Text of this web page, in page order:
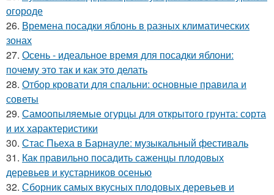
огороде
26. Времена посадки яблонь в разных климатических
зонах
27. Осень - идеальное время для посадки яблони:
почему это так и как это делать
28. Отбор кровати для спальни: основные правила и
советы
29. Самоопыляемые огурцы для открытого грунта: сорта
и их характеристики
30. Стас Пьеха в Барнауле: музыкальный фестиваль
31. Как правильно посадить саженцы плодовых
деревьев и кустарников осенью
32. Сборник самых вкусных плодовых деревьев и